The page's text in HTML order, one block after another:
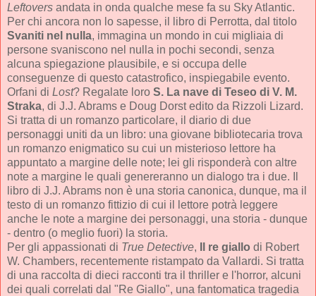
Leftovers andata in onda qualche mese fa su Sky Atlantic.
Per chi ancora non lo sapesse, il libro di Perrotta, dal titolo
Svaniti nel nulla, immagina un mondo in cui migliaia di
persone svaniscono nel nulla in pochi secondi, senza
alcuna spiegazione plausibile, e si occupa delle
conseguenze di questo catastrofico, inspiegabile evento.
Orfani di Lost? Regalate loro S. La nave di Teseo di V. M.
Straka, di J.J. Abrams e Doug Dorst edito da Rizzoli Lizard.
Si tratta di un romanzo particolare, il diario di due
personaggi uniti da un libro: una giovane bibliotecaria trova
un romanzo enigmatico su cui un misterioso lettore ha
appuntato a margine delle note; lei gli risponderà con altre
note a margine le quali genereranno un dialogo tra i due. Il
libro di J.J. Abrams non è una storia canonica, dunque, ma il
testo di un romanzo fittizio di cui il lettore potrà leggere
anche le note a margine dei personaggi, una storia - dunque
- dentro (o meglio fuori) la storia.
Per gli appassionati di True Detective, Il re giallo di Robert
W. Chambers, recentemente ristampato da Vallardi. Si tratta
di una raccolta di dieci racconti tra il thriller e l'horror, alcuni
dei quali correlati dal "Re Giallo", una fantomatica tragedia